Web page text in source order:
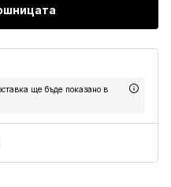
ще бъде показано в